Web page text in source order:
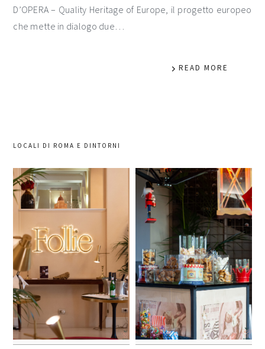
D’OPERA – Quality Heritage of Europe, il progetto europeo
che mette in dialogo due…
READ MORE
LOCALI DI ROMA E DINTORNI